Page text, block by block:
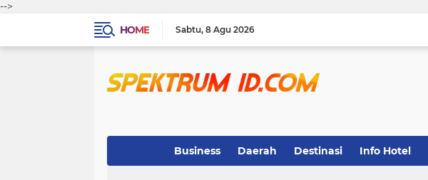
-->
HOME
Sabtu 8 Agu 2026
Business Daerah Destinasi Info Hotel